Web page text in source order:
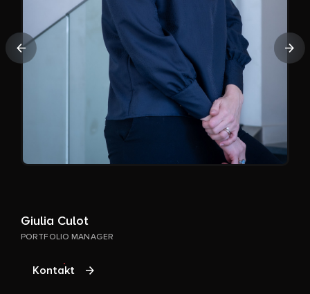
Giulia Culot
PORTFOLIO MANAGER
Kontakt
Vorherige